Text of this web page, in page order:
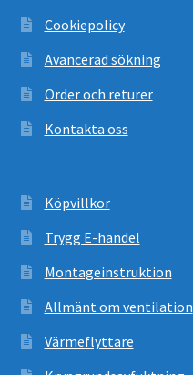
Cookiepolicy
Avancerad sökning
Order och returer
Kontakta oss
Köpvillkor
Trygg E-handel
Montageinstruktion
Allmänt om ventilation
Värmeflyttare